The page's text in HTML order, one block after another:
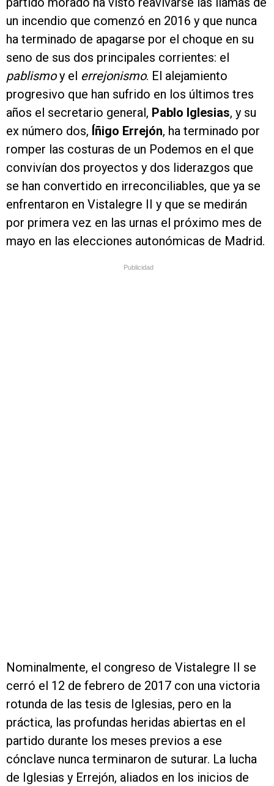
un incendio que comenzó en 2016 y que nunca
ha terminado de apagarse por el choque en su
seno de sus dos principales corrientes: el
pablismoy el errejonismo. El alejamiento
progresivo que han sufrido en los últimos tres
años el secretario general, Pablo Iglesias, y su
ex número dos, Íñigo Errejón, ha terminado por
romper las costuras de un Podemos en el que
convivían dos proyectos y dos liderazgos que
se han convertido en irreconciliables, que ya se
enfrentaron en Vistalegre II y que se medirán
por primera vez en las urnas el próximo mes de
mayo en las elecciones autonómicas de Madrid.
Publicidad
Nominalmente, el congreso de Vistalegre II se
cerró el 12 de febrero de 2017 con una victoria
rotunda de las tesis de Iglesias, pero en la
práctica, las profundas heridas abiertas en el
partido durante los meses previos a ese
cónclave nunca terminaron de suturar. La lucha
de Iglesias y Errejón, aliados en los inicios de